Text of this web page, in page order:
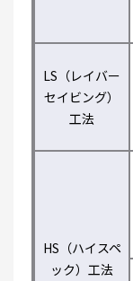
LS（レイバー
セイビング）
工法
HS（ハイスペ
ック）工法